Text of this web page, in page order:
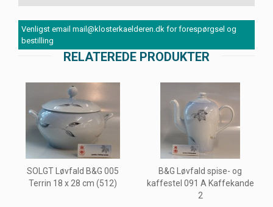
Venligst email mail@klosterkaelderen.dk for forespørgsel og
bestilling
RELATEREDE PRODUKTER
SOLGT Løvfald B&G 005
Terrin 18 x 28 cm (512)
B&G Løvfald spise- og
kaffestel 091 A Kaffekande
2